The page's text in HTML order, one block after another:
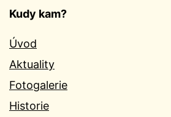
Kudy kam?
Úvod
Aktuality
Fotogalerie
Historie